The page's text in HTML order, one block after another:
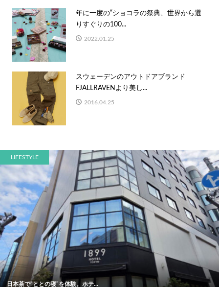
年に一度の“ショコラの祭典、世界から選
りすぐりの100...
2022.01.25
スウェーデンのアウトドアブランド
FJALLRAVENより美し...
2016.04.25
LIFESTYLE
日本茶で“ととの寝”を体験。ホテ...